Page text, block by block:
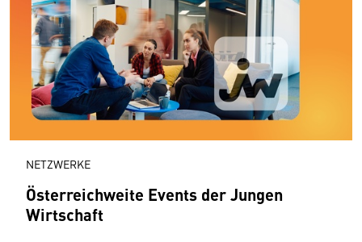
NETZWERKE
Österreichweite Events der Jungen
Wirtschaft